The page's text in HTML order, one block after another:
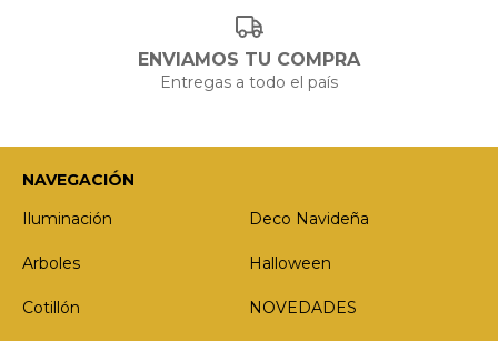
ENVIAMOS TU COMPRA
Entregas a todo el país
NAVEGACIÓN
Iluminación
Deco Navideña
Arboles Halloween
Cotillón NOVEDADES